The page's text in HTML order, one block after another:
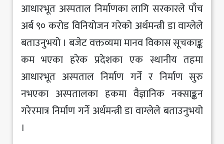
आधारभूत अस्पताल निर्माणका लागि सरकारले पाँच
अर्ब ९० करोड विनियोजन गरेको अर्थमन्त्री डा वाग्लेले
बताउनुभयो । बजेट वक्तव्यमा मानव विकास सूचकाङ्क
कम भएका हरेक प्रदेशका एक स्थानीय तहमा
आधारभूत अस्पताल निर्माण गर्ने र निर्माण सुरु
नभएका अस्पतालका हकमा वैज्ञानिक नक्साङ्कन
गरेरमात्र निर्माण गर्ने अर्थमन्त्री डा वाग्लेले बताउनुभयो
।